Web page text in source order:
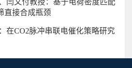
直接合成瓶颈
在CO2脉冲串联电催化策略研究